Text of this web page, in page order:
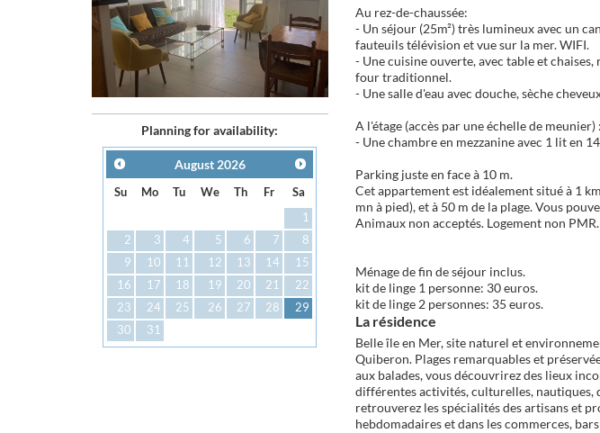
Planning for availability:
August 2026
Su Mo Tu We Th Fr
Sa
1
2
3 4 5 6 7
8
9
10 11 12 13 14
15
16
17 18 19 20 21
22
23
24 25 26 27 28
29
30
31
Au rez-de-chaussée:
- Un séjour (25m²) très lumineux avec un
fauteuils télévision et vue sur la mer. WIFI.
- Une cuisine ouverte, avec table et
four traditionnel.
- Une salle d'eau avec douche, sèche
A l'étage (accès par une échelle de meunier) :
- Une chambre en mezzanine avec 1 lit en
Parking juste en face à 10 m.
Cet appartement est idéalement situé à 1
mn à pied), et à 50 m de la plage. Vous
Animaux non acceptés. Logement non
Ménage de fin de séjour inclus.
kit de linge 1 personne: 30 euros.
kit de linge 2 personnes: 35 euros.
La résidence
Belle île en Mer, site naturel et
Quiberon. Plages remarquables et
aux balades, vous découvrirez des lieux
différentes activités, culturelles,
retrouverez les spécialités des artisans et
hebdomadaires et dans les commerces,